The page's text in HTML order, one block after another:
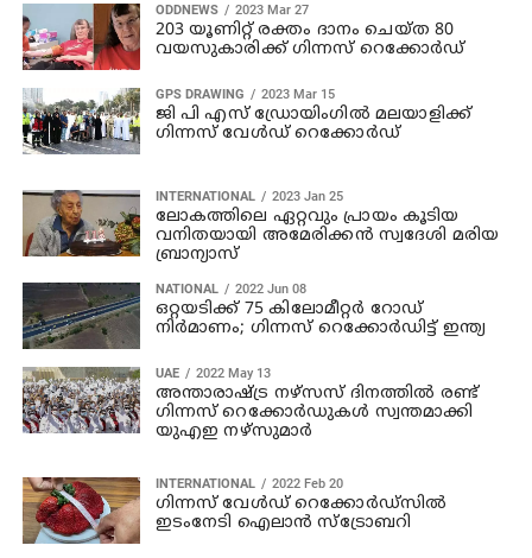
ODDNEWS 2023 Mar 27
203 യൂണിറ്റ് രക്തം ദാനം ചെയ്ത 80
വയസുകാരിക്ക് ഗിന്നസ് റെക്കോര്‍ഡ്
GPS DRAWING 2023 Mar 15
ജി പി എസ് ഡ്രോയിംഗിൽ മലയാളിക്ക്
ഗിന്നസ് വേൾഡ് റെക്കോർഡ്
INTERNATIONAL 2023 Jan 25
ലോകത്തിലെ ഏറ്റവും പ്രായം കൂടിയ
വനിതയായി അമേരിക്കന്‍ സ്വദേശി മരിയ
ബ്രാന്യാസ്
NATIONAL 2022 Jun 08
ഒറ്റയടിക്ക് 75 കിലോമീറ്റര്‍ റോഡ്
നിര്‍മാണം; ഗിന്നസ് റെക്കോര്‍ഡിട്ട് ഇന്ത്യ
UAE 2022 May 13
അന്താരാഷ്ട്ര നഴ്‌സസ് ദിനത്തിൽ രണ്ട്
ഗിന്നസ് റെക്കോർഡുകൾ സ്വന്തമാക്കി
യുഎഇ നഴ്‌സുമാർ
INTERNATIONAL 2022 Feb 20
ഗിന്നസ് വേള്‍ഡ് റെക്കോര്‍ഡ്‌സില്‍
ഇടംനേടി ഐലാന്‍ സ്‌ട്രോബറി